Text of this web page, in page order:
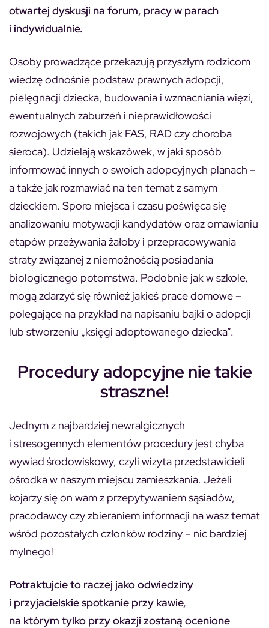
otwartej dyskusji na forum, pracy w parach
i indywidualnie.
Osoby prowadzące przekazują przyszłym rodzicom
wiedzę odnośnie podstaw prawnych adopcji,
pielęgnacji dziecka, budowania i wzmacniania więzi,
ewentualnych zaburzeń i nieprawidłowości
rozwojowych (takich jak FAS, RAD czy choroba
sieroca). Udzielają wskazówek, w jaki sposób
informować innych o swoich adopcyjnych planach –
a także jak rozmawiać na ten temat z samym
dzieckiem. Sporo miejsca i czasu poświęca się
analizowaniu motywacji kandydatów oraz omawianiu
etapów przeżywania żałoby i przepracowywania
straty związanej z niemożnością posiadania
biologicznego potomstwa. Podobnie jak w szkole,
mogą zdarzyć się również jakieś prace domowe –
polegające na przykład na napisaniu bajki o adopcji
lub stworzeniu „księgi adoptowanego dziecka”.
Procedury adopcyjne nie takie
straszne!
Jednym z najbardziej newralgicznych
i stresogennych elementów procedury jest chyba
wywiad środowiskowy, czyli wizyta przedstawicieli
ośrodka w naszym miejscu zamieszkania. Jeżeli
kojarzy się on wam z przepytywaniem sąsiadów,
pracodawcy czy zbieraniem informacji na wasz temat
wśród pozostałych członków rodziny – nic bardziej
mylnego!
Potraktujcie to raczej jako odwiedziny
i przyjacielskie spotkanie przy kawie,
na którym tylko przy okazji zostaną ocenione